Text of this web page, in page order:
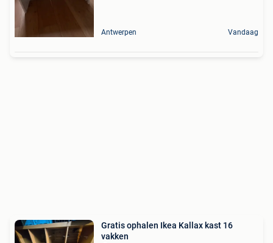
Antwerpen Vandaag
Gratis ophalen Ikea Kallax kast 16
vakken